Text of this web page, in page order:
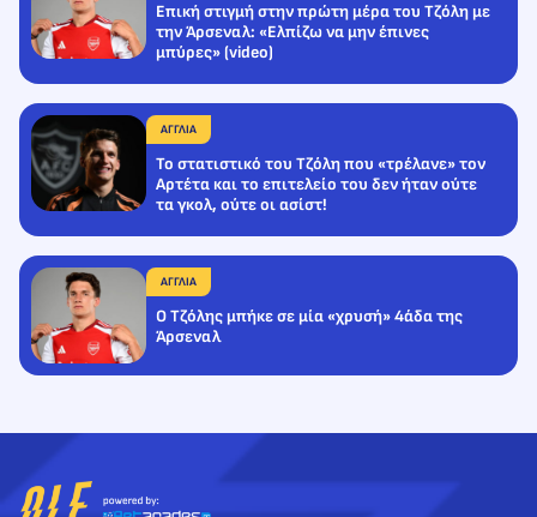
Επική στιγμή στην πρώτη μέρα του Τζόλη με
την Άρσεναλ: «Ελπίζω να μην έπινες
μπύρες» (video)
ΑΓΓΛΙΑ
Το στατιστικό του Τζόλη που «τρέλανε» τον
Αρτέτα και το επιτελείο του δεν ήταν ούτε
τα γκολ, ούτε οι ασίστ!
ΑΓΓΛΙΑ
Ο Τζόλης μπήκε σε μία «χρυσή» 4άδα της
Άρσεναλ